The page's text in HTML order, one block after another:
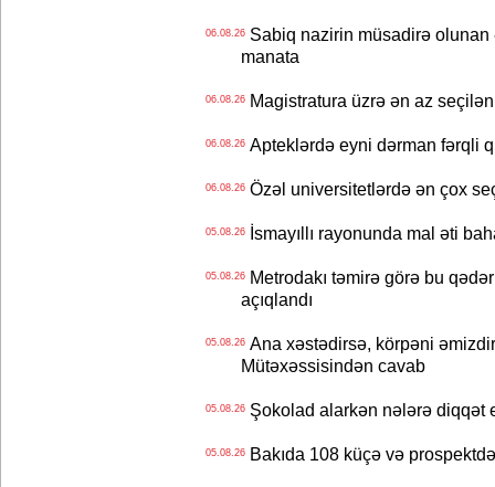
06.08.26Sabiq nazirin müsadirə olunan
manata
06.08.26Magistratura üzrə ən az
06.08.26Apteklərdə eyni dərman fərqli
06.08.26Özəl universitetlərdə ən çox
05.08.26İsmayıllı rayonunda mal əti
05.08.26Metrodakı təmirə görə bu
açıqlandı
05.08.26Ana xəstədirsə, körpəni
Mütəxəssisindən cavab
05.08.26Şokolad alarkən nələrə diqqət
05.08.26Bakıda 108 küçə və